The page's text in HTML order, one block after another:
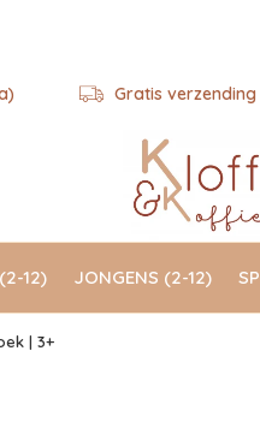
12) JONGENS (2-12)
Gratis
| 3+